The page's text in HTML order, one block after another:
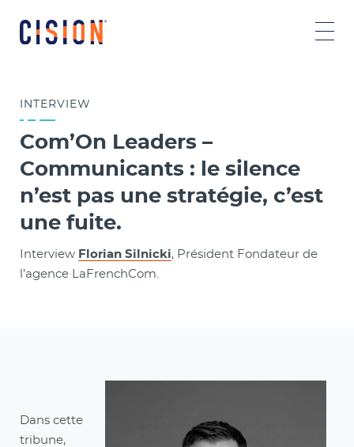
INTERVIEW
Com’On Leaders –
Communicants : le silence
n’est pas une stratégie, c’est
une fuite.
Interview Florian Silnicki, Président Fondateur de
l’agence LaFrenchCom.
Dans cette
tribune,